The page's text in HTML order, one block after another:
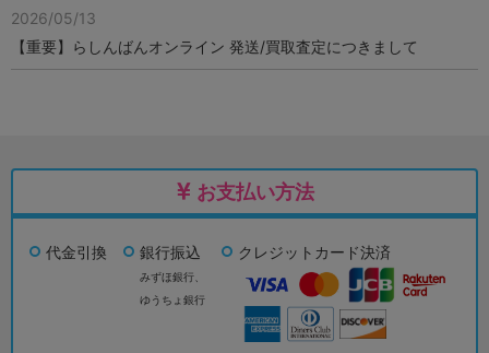
2026/05/13
【重要】らしんばんオンライン 発送/買取査定につきまして
お支払い方法
代金引換 銀行振込
みずほ銀行、
ゆうちょ銀行
クレジットカード決済